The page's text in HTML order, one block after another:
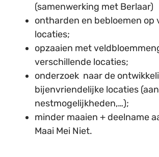
(samenwerking met Berlaar)
ontharden en bebloemen op
locaties;
opzaaien met
verschillende locaties;
onderzoek naar de
bijenvriendelijke locaties
nestmogelijkheden,…);
minder maaien + deelname
Maai Mei Niet.